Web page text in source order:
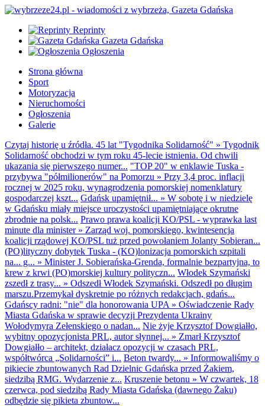
Reprinty
Gazeta Gdańska
Ogłoszenia
Strona główna
Sport
Motoryzacja
Nieruchomości
Ogłoszenia
Galerie
Czytaj historię u źródła. 45 lat "Tygodnika Solidarność" » Tygodnik
Solidarność obchodzi w tym roku 45-lecie istnienia. Od chwili
ukazania się pierwszego numer... "TOP 20" w enklawie Tuska -
przybywa "półmilionerów" na Pomorzu » Przy 3,4 proc. inflacji
rocznej w 2025 roku, wynagrodzenia pomorskiej nomenklatury
gospodarczej kszt... Gdańsk upamiętnił... » W sobotę i w niedzielę
w Gdańsku miały miejsce uroczystości upamiętniające okrutne
zbrodnie na polsk... Prawo prawa koalicji KO/PSL - wyprawka last
minute dla minister» Zarząd woj. pomorskiego, kwintesencja
koalicji rządowej KO/PSL tuż przed powołaniem Jolanty Sobieran...
(PO)lityczny dobytek Tuska - (KO)lonizacja pomorskich szpitali
na... g... » Minister J. Sobierańska-Grenda, formalnie bezpartyjna, to
krew z krwi (PO)morskiej kultury polityczn... Włodek Szymański
zszedł z trasy... » Odszedł Włodek Szymański. Odszedł po długim
marszu.Przemykał dyskretnie po różnych redakcjach, gdańs...
Gdańscy radni: "nie" dla honorowania UPA » Oświadczenie Rady
Miasta Gdańska w sprawie decyzji Prezydenta Ukrainy
Wołodymyra Zełenskiego o nadan... Nie żyje Krzysztof Dowgiałło,
wybitny opozycjonista PRL, autor słynnej... » Zmarł Krzysztof
Dowgiałło – architekt, działacz opozycji w czasach PRL,
współtwórca „Solidarności” i... Beton twardy... » Informowaliśmy o
pikiecie zbuntowanych Rad Dzielnic Gdańska przed Żakiem,
siedzibą RMG. Wydarzenie z... Kruszenie betonu » W czwartek, 18
czerwca, pod siedzibą Rady Miasta Gdańska (dawnego Żaku)
odbędzie się pikieta zbuntow...